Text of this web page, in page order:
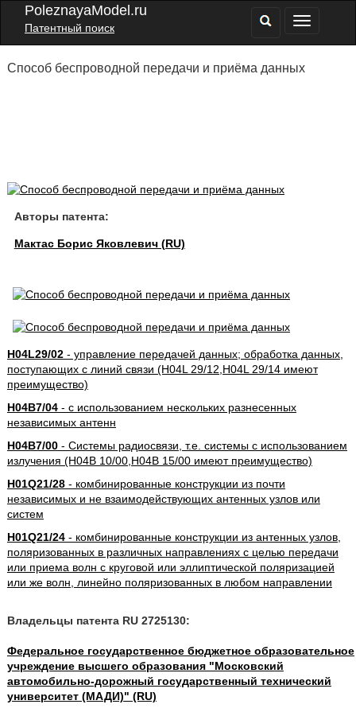
PoleznayaModel.ru
Патентный поиск
Способ беспроводной передачи и приёма данных
Авторы патента:
Мактас Борис Яковлевич (RU)
H04L29/02- управление передачей данных; обработка данных,
поступающих с линий связи (H04L 29/12,H04L 29/14 имеют
преимущество)
H04B7/04- с использованием нескольких разнесенных
независимых антенн
H04B7/00- Системы радиосвязи, т.е. системы с использованием
излучения (H04B 10/00,H04B 15/00 имеют преимущество)
H01Q21/28- комбинированные конструкции из почти
независимых и не взаимодействующих антенных узлов или
систем
H01Q21/24- комбинированные конструкции из антенных узлов,
поляризованных в различных направлениях с целью передачи
или приема волн с круговой или эллиптической поляризацией
или же волн, линейно поляризованных в любом направлении
Владельцы патента RU 2725130:
Федеральное государственное бюджетное образовательное
учреждение высшего образования "Московский
автомобильно-дорожный государственный технический
университет (МАДИ)" (RU)